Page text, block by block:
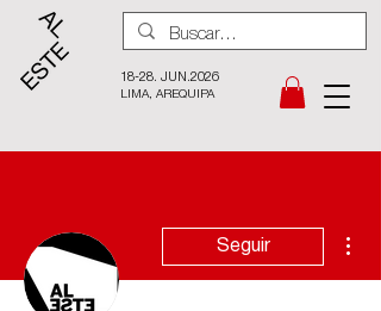
18-28. JUN.2026
LIMA, AREQUIPA
Seguir